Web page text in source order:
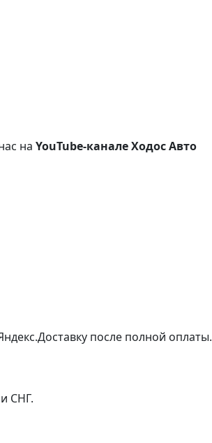
на YouTube-канале Ходос Авто
после полной оплаты.
СНГ.